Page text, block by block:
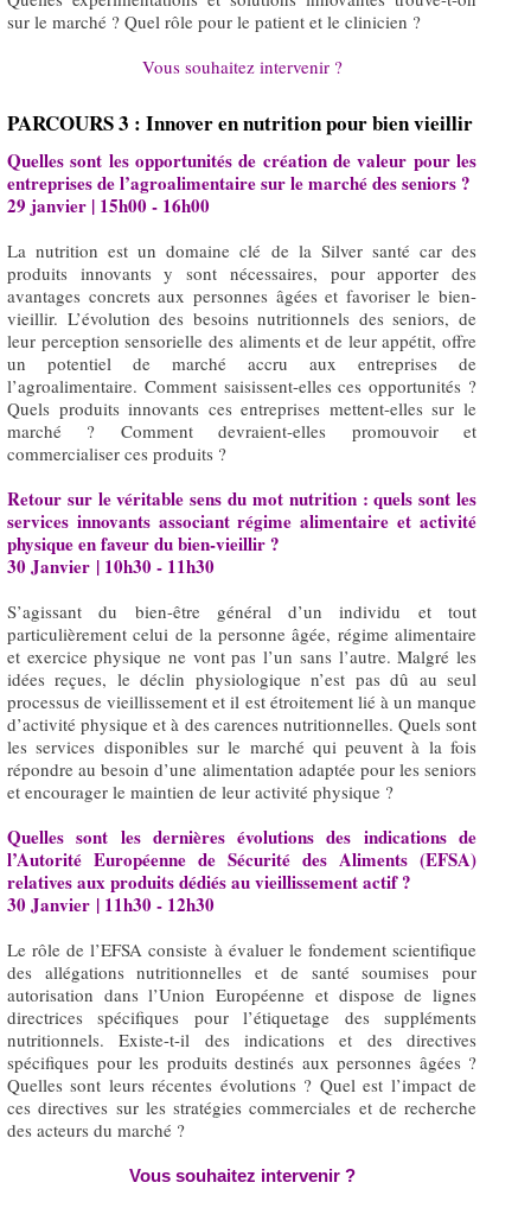
sur le marché ? Quel rôle pour le patient et le clinicien ?
Vous souhaitez intervenir ?
PARCOURS 3 : Innover en nutrition pour bien vieillir
Quelles sont les opportunités de création de valeur pour les
entreprises de l’agroalimentaire sur le marché des seniors ?
29 janvier | 15h00 - 16h00
La nutrition est un domaine clé de la Silver santé car des
produits innovants y sont nécessaires, pour apporter des
avantages concrets aux personnes âgées et favoriser le bien-
vieillir. L’évolution des besoins nutritionnels des seniors, de
leur perception sensorielle des aliments et de leur appétit, offre
un potentiel de marché accru aux entreprises de
l’agroalimentaire. Comment saisissent-elles ces opportunités ?
Quels produits innovants ces entreprises mettent-elles sur le
marché ? Comment devraient-elles promouvoir et
commercialiser ces produits ?
Retour sur le véritable sens du mot nutrition : quels sont les
services innovants associant régime alimentaire et activité
physique en faveur du bien-vieillir ?
30 Janvier | 10h30 - 11h30
S’agissant du bien-être général d’un individu et tout
particulièrement celui de la personne âgée, régime alimentaire
et exercice physique ne vont pas l’un sans l’autre. Malgré les
idées reçues, le déclin physiologique n’est pas dû au seul
processus de vieillissement et il est étroitement lié à un manque
d’activité physique et à des carences nutritionnelles. Quels sont
les services disponibles sur le marché qui peuvent à la fois
répondre au besoin d’une alimentation adaptée pour les seniors
et encourager le maintien de leur activité physique ?
Quelles sont les dernières évolutions des indications de
l’Autorité Européenne de Sécurité des Aliments (EFSA)
relatives aux produits dédiés au vieillissement actif ?
30 Janvier | 11h30 - 12h30
Le rôle de l’EFSA consiste à évaluer le fondement scientifique
des allégations nutritionnelles et de santé soumises pour
autorisation dans l’Union Européenne et dispose de lignes
directrices spécifiques pour l’étiquetage des suppléments
nutritionnels. Existe-t-il des indications et des directives
spécifiques pour les produits destinés aux personnes âgées ?
Quelles sont leurs récentes évolutions ? Quel est l’impact de
ces directives sur les stratégies commerciales et de recherche
des acteurs du marché ?
Vous souhaitez intervenir ?